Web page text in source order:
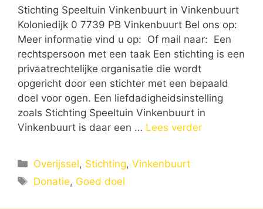
Stichting Speeltuin Vinkenbuurt in Vinkenbuurt
Koloniedijk 0 7739 PB Vinkenbuurt Bel ons op:
Meer informatie vind u op: Of mail naar: Een
rechtspersoon met een taak Een stichting is een
privaatrechtelijke organisatie die wordt
opgericht door een stichter met een bepaald
doel voor ogen. Een liefdadigheidsinstelling
zoals Stichting Speeltuin Vinkenbuurt in
Vinkenbuurt is daar een … Lees verder
Categorieën
Overijssel, Stichting,Vinkenbuurt
Tags
Donatie, Goed doel